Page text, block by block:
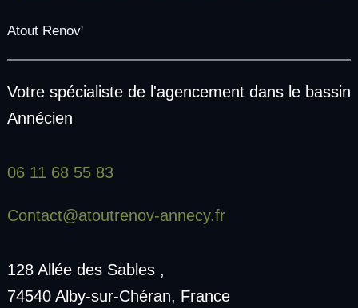
Atout Renov'
Votre spécialiste de l'agencement dans le bassin
Annécien
06 11 68 55 83
Contact@atoutrenov-annecy.fr
128 Allée des Sables ,
74540 Alby-sur-Chéran, France